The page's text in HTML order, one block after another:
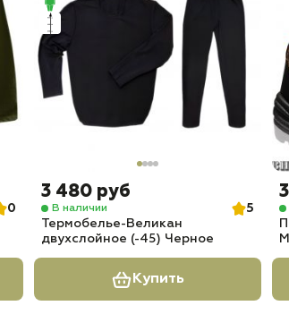
0
3 480 руб
В наличии
5
Термобелье-Великан
двухслойное (-45) Черное
Купить